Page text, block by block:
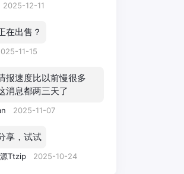
2025-12-11
在出售？
11-15
报速度比以前慢很多
消息都两三天了
2025-11-07
享，试试
Ttzip 2025-10-24